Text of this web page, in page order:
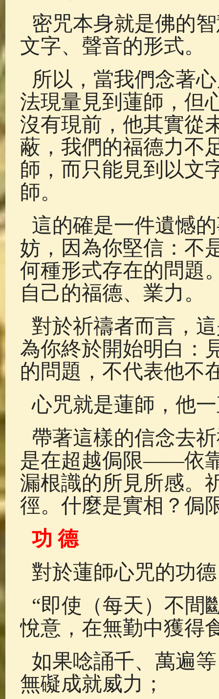
密咒本身就是佛的
文字、聲音的形式。
所以，當我們念著
法現量見到蓮師，但
沒有現前，他其實從
蔽，我們的福德力不
師，而只能見到以文
師。
這的確是一件遺憾
妨，因為你堅信：不
何種形式存在的問題
自己的福德、業力。
對於祈禱者而言，
為你終於開始明白：
的問題，不代表他不
心咒就是蓮師，他
帶著這樣的信念去
是在超越侷限——依
漏根識的所見所感。
徑。什麼是實相？侷
功 德
對於蓮師心咒的功
“即使（每天）不間
悅意，在無勤中獲得
如果唸誦千、萬遍
無礙成就威力；